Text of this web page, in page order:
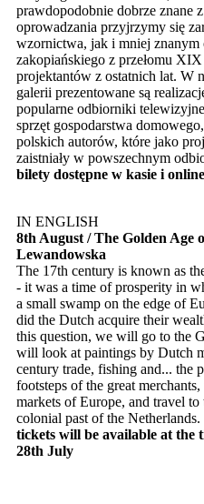
prawdopodobnie dobrze znane
oprowadzania przyjrzymy się
wzornictwa, jak i mniej znanym
zakopiańskiego z przełomu
projektantów z ostatnich lat. W
galerii prezentowane są
popularne odbiorniki
sprzęt gospodarstwa
polskich autorów, które jako
zaistniały w powszechnym
bilety dostępne w kasie i
IN ENGLISH
8th August / The Golden Age
Lewandowska
The 17th century is known as
- it was a time of prosperity in
a small swamp on the edge of
did the Dutch acquire their
this question, we will go to the
will look at paintings by Dutch
century trade, fishing and... the
footsteps of the great
markets of Europe, and travel
colonial past of the Netherlands.
tickets will be available at the
28th July